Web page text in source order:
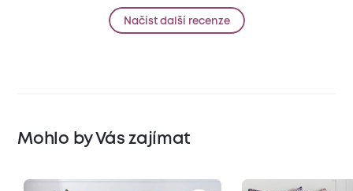
Načíst další recenze
Mohlo by Vás zajímat